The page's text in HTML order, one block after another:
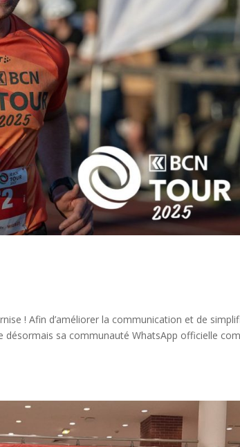
! Afin d’améliorer la communication et de
désormais sa communauté WhatsApp officielle